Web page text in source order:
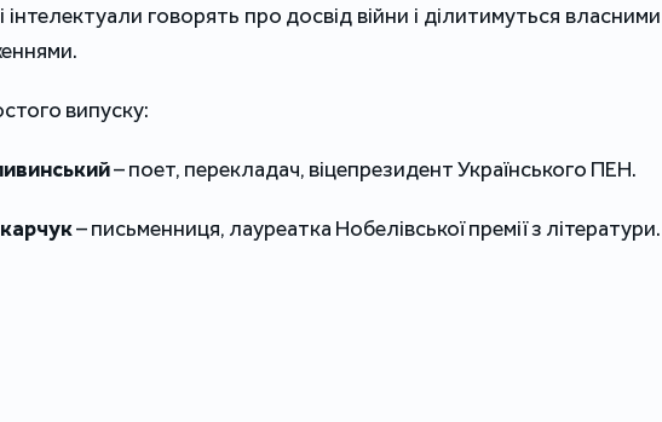
інтелектуали говорять про досвід війни і ділитимуться власними
випуску:
– поет, перекладач, віцепрезидент Українського ПЕН.
– письменниця, лауреатка Нобелівської премії з літератури.